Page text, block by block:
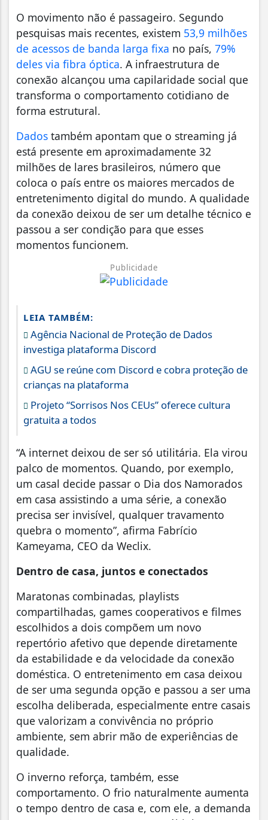
O movimento não é passageiro. Segundo
pesquisas mais recentes, existem 53,9 milhões
de acessos de banda larga fixa no país, 79%
deles via fibra óptica. A infraestrutura de
conexão alcançou uma capilaridade social que
transforma o comportamento cotidiano de
forma estrutural.
Dados também apontam que o streaming já
está presente em aproximadamente 32
milhões de lares brasileiros, número que
coloca o país entre os maiores mercados de
entretenimento digital do mundo. A qualidade
da conexão deixou de ser um detalhe técnico e
passou a ser condição para que esses
momentos funcionem.
Publicidade
LEIA TAMBÉM:
Agência Nacional de Proteção de Dados
investiga plataforma Discord
AGU se reúne com Discord e cobra proteção de
crianças na plataforma
Projeto “Sorrisos Nos CEUs” oferece cultura
gratuita a todos
“A internet deixou de ser só utilitária. Ela virou
palco de momentos. Quando, por exemplo,
um casal decide passar o Dia dos Namorados
em casa assistindo a uma série, a conexão
precisa ser invisível, qualquer travamento
quebra o momento”, afirma Fabrício
Kameyama, CEO da Weclix.
Dentro de casa, juntos e conectados
Maratonas combinadas, playlists
compartilhadas, games cooperativos e filmes
escolhidos a dois compõem um novo
repertório afetivo que depende diretamente
da estabilidade e da velocidade da conexão
doméstica. O entretenimento em casa deixou
de ser uma segunda opção e passou a ser uma
escolha deliberada, especialmente entre casais
que valorizam a convivência no próprio
ambiente, sem abrir mão de experiências de
qualidade.
O inverno reforça, também, esse
comportamento. O frio naturalmente aumenta
o tempo dentro de casa e, com ele, a demanda